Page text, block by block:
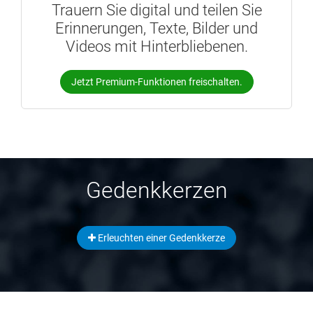
Trauern Sie digital und teilen Sie
Erinnerungen, Texte, Bilder und
Videos mit Hinterbliebenen.
Jetzt Premium-Funktionen freischalten.
Gedenkkerzen
Erleuchten einer Gedenkkerze